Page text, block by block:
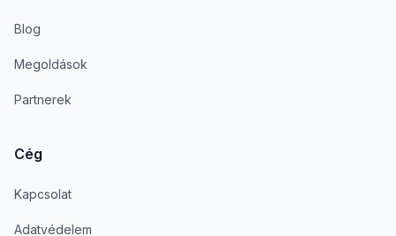
Blog
Megoldások
Partnerek
Cég
Kapcsolat
Adatvédelem